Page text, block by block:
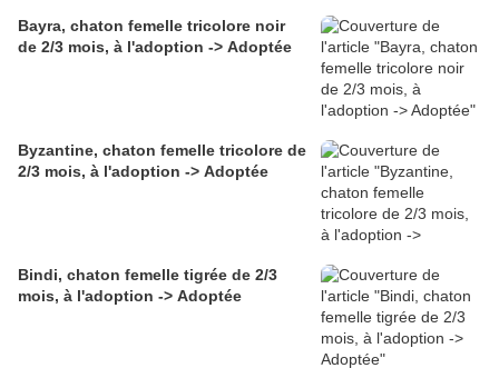
Bayra, chaton femelle tricolore noir
de 2/3 mois, à l'adoption -> Adoptée
Byzantine, chaton femelle tricolore de
2/3 mois, à l'adoption -> Adoptée
Bindi, chaton femelle tigrée de 2/3
mois, à l'adoption -> Adoptée